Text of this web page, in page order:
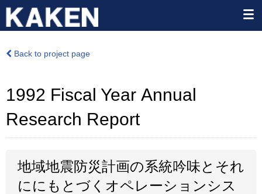
Back to project page
1992 Fiscal Year Annual
Research Report
地域地震防災計画の系統吟味とそれ
ににもとづくオペレーションシス